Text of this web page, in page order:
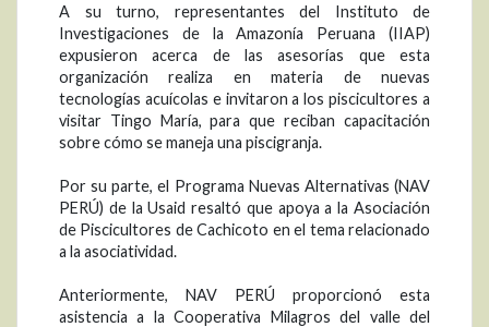
A su turno, representantes del Instituto de
Investigaciones de la Amazonía Peruana (IIAP)
expusieron acerca de las asesorías que esta
organización realiza en materia de nuevas
tecnologías acuícolas e invitaron a los piscicultores a
visitar Tingo María, para que reciban capacitación
sobre cómo se maneja una piscigranja.
Por su parte, el Programa Nuevas Alternativas (NAV
PERÚ) de la Usaid resaltó que apoya a la Asociación
de Piscicultores de Cachicoto en el tema relacionado
a la asociatividad.
Anteriormente, NAV PERÚ proporcionó esta
asistencia a la Cooperativa Milagros del valle del